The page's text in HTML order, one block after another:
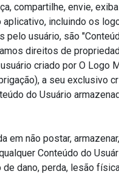
compartilhe, envie,
aplicativo, incluindo os
pelo usuário, são
direitos de
criado por O Logo
a seu exclusivo
do Usuário
em não postar,
Conteúdo do
de dano, perda, lesão